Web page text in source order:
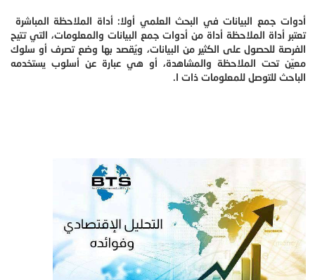
أدوات جمع البيانات في البحث العلمي أولا: أداة الملاحظة المباشرة
تعتبر أداة الملاحظة أداة من أدوات جمع البيانات والمعلومات، التي تتيح
الفرصة للحصول على الكثير من البيانات، ويُقصد بها وضع تصرف أو سلوك
معيّن تحت الملاحظة والمشاهدة، أو هي عبارة عن أسلوب يستخدمه
الباحث للتوصل للمعلومات ذات ا.